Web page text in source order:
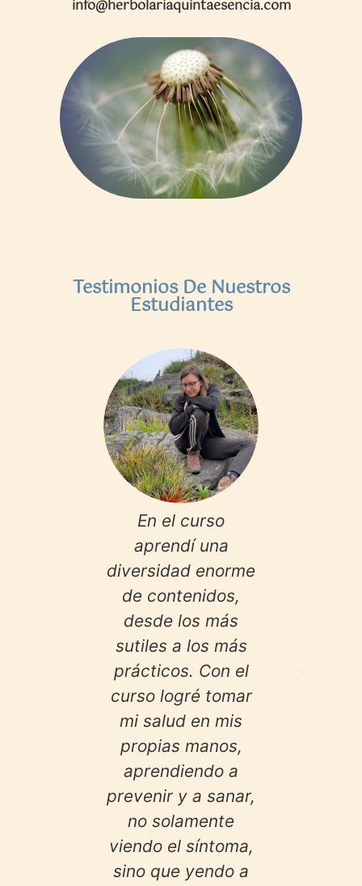
info@herbolariaquintaesencia.com
Testimonios De Nuestros
Estudiantes
En el curso
aprendí una
diversidad enorme
de contenidos,
desde los más
sutiles a los más
prácticos. Con el
curso logré tomar
mi salud en mis
propias manos,
aprendiendo a
prevenir y a sanar,
no solamente
viendo el síntoma,
sino que yendo a